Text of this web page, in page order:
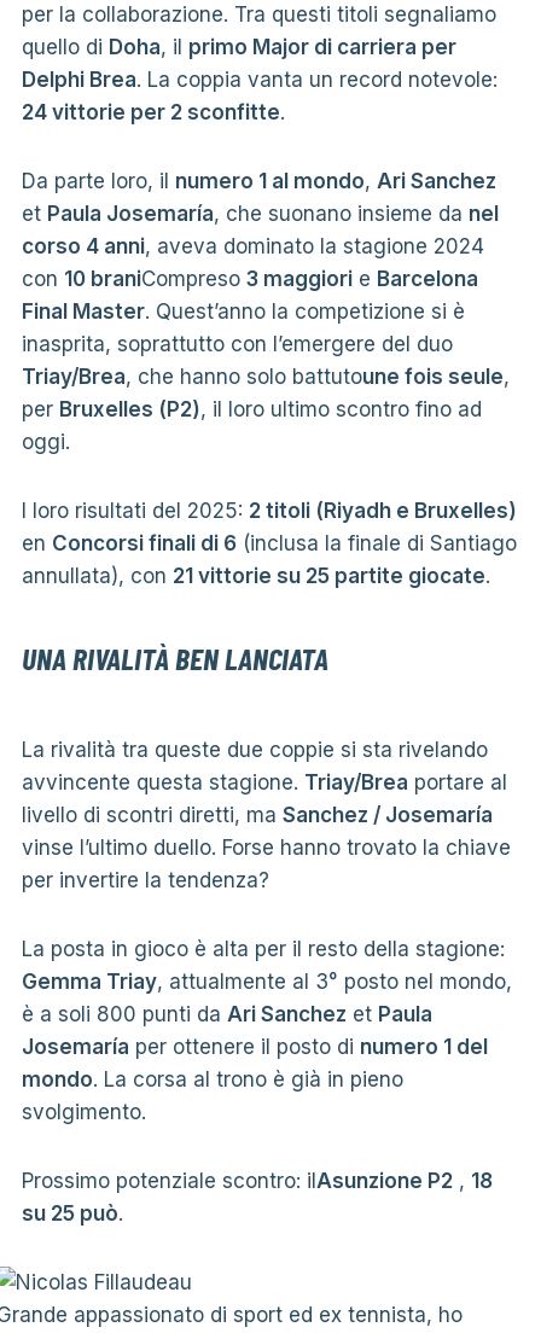
per la collaborazione. Tra questi titoli segnaliamo
quello di Doha, il primo Major di carriera per
Delphi Brea. La coppia vanta un record notevole:
24 vittorie per 2 sconfitte.
Da parte loro, il numero 1 al mondo, Ari Sanchez
et Paula Josemaría, che suonano insieme da nel
corso 4 anni, aveva dominato la stagione 2024
con 10 braniCompreso 3 maggiorie Barcelona
Final Master. Quest’anno la competizione si è
inasprita, soprattutto con l’emergere del duo
Triay/Brea, che hanno solo battutoune fois seule,
per Bruxelles (P2), il loro ultimo scontro fino ad
oggi.
I loro risultati del 2025: 2 titoli (Riyadh e Bruxelles)
en Concorsi finali di 6(inclusa la finale di Santiago
annullata), con 21 vittorie su 25 partite giocate.
UNA RIVALITÀ BEN LANCIATA
La rivalità tra queste due coppie si sta rivelando
avvincente questa stagione. Triay/Brea portare al
livello di scontri diretti, ma Sanchez / Josemaría
vinse l’ultimo duello. Forse hanno trovato la chiave
per invertire la tendenza?
La posta in gioco è alta per il resto della stagione:
Gemma Triay, attualmente al 3° posto nel mondo,
è a soli 800 punti da Ari Sanchez et Paula
Josemaría per ottenere il posto di numero 1 del
mondo. La corsa al trono è già in pieno
svolgimento.
Prossimo potenziale scontro: ilAsunzione P2, 18
su 25 può.
appassionato di sport ed ex tennista, ho